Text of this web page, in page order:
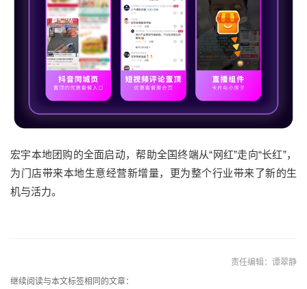
宏宇本地团购的全面启动，帮助全国终端从“网红”走向“长红”，
为门店带来本地生意经营新增量，更为整个行业带来了新的生
机与活力。
责任编辑：谭翠静
继续阅读与本文标签相同的文章：